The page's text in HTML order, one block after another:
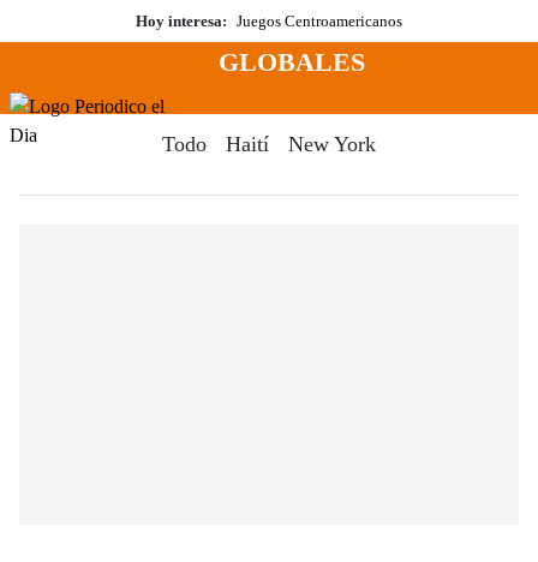
al
Hoy interesa: Juegos Centroamericanos
Menú
GLOBALES
Todo Haití New York